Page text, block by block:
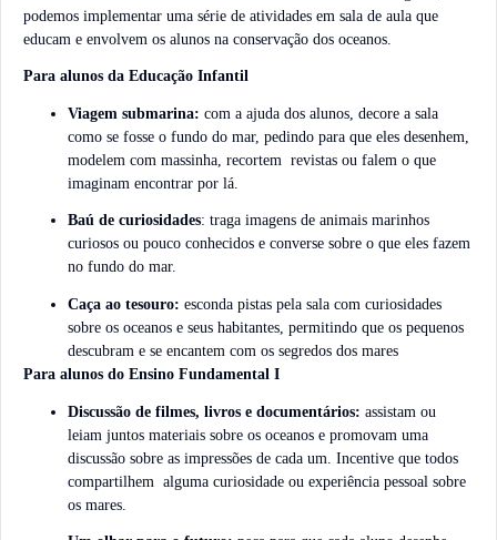
podemos implementar uma série de atividades em sala de aula que
educam e envolvem os alunos na conservação dos oceanos.
Para alunos da Educação Infantil
Viagem submarina: com a ajuda dos alunos, decore a sala
como se fosse o fundo do mar, pedindo para que eles desenhem,
modelem com massinha, recortem revistas ou falem o que
imaginam encontrar por lá.
Baú de curiosidades: traga imagens de animais marinhos
curiosos ou pouco conhecidos e converse sobre o que eles fazem
no fundo do mar.
Caça ao tesouro: esconda pistas pela sala com curiosidades
sobre os oceanos e seus habitantes, permitindo que os pequenos
descubram e se encantem com os segredos dos mares
Para alunos do Ensino Fundamental I
Discussão de filmes, livros e documentários: assistam ou
leiam juntos materiais sobre os oceanos e promovam uma
discussão sobre as impressões de cada um. Incentive que todos
compartilhem alguma curiosidade ou experiência pessoal sobre
os mares.